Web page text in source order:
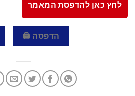
לחץ כאן להדפסת המאמר
הדפסה 🖨